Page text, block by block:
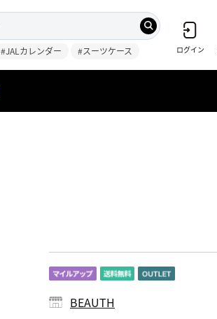
#JALカレンダー #スーツケース ログイン
BEAUTH